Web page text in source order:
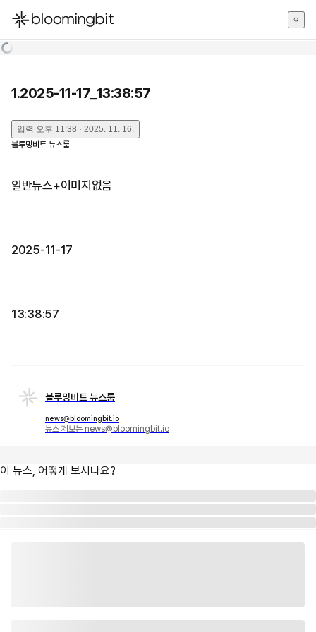
한국어
1.2025-11-17_13:38:57
입력 오후 11:38 · 2025. 11. 16.
블루밍비트 뉴스룸
일반뉴스+이미지없음
2025-11-17
13:38:57
블루밍비트 뉴스룸
news@bloomingbit.io
뉴스 제보는 news@bloomingbit.io
이 뉴스, 어떻게 보시나요?